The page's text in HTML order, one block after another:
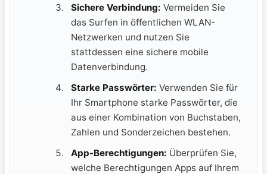
Sichere Verbindung: Vermeiden Sie
das Surfen in öffentlichen WLAN-
Netzwerken und nutzen Sie
stattdessen eine sichere mobile
Datenverbindung.
Starke Passwörter: Verwenden Sie für
Ihr Smartphone starke Passwörter, die
aus einer Kombination von Buchstaben,
Zahlen und Sonderzeichen bestehen.
App-Berechtigungen: Überprüfen Sie,
welche Berechtigungen Apps auf Ihrem